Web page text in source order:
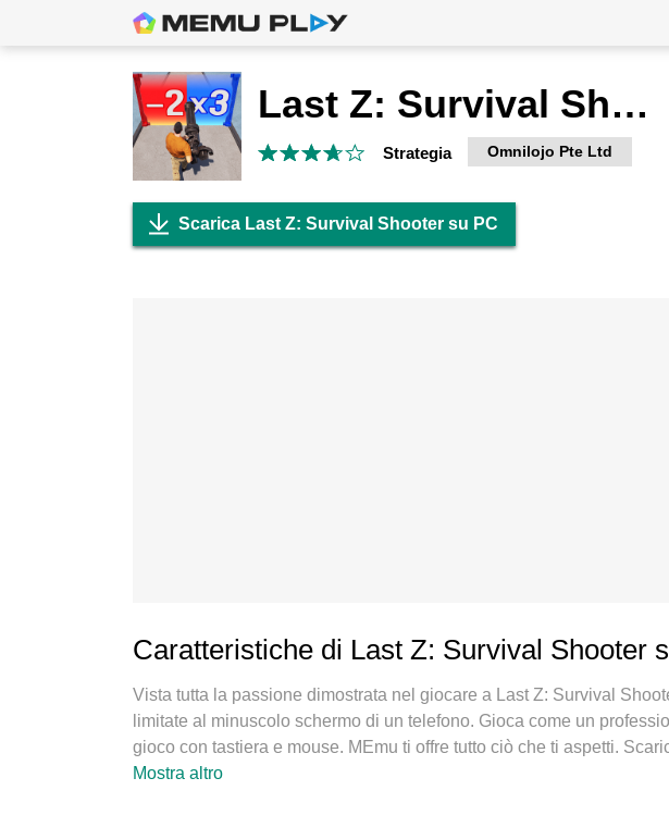
Last Z: Survival Shooter
Strategia Omnilojo Pte Ltd
Scarica Last Z: Survival Shooter su PC
Caratteristiche di Last Z: Survival Shooter
Vista tutta la passione dimostrata nel giocare a Last Z: Survival
limitate al minuscolo schermo di un telefono. Gioca come un
gioco con tastiera e mouse. MEmu ti offre tutto ciò che ti aspetti.
su PC. Gioca quanto vuoi, niente più limitazioni di batteria, dati
Mostra altro